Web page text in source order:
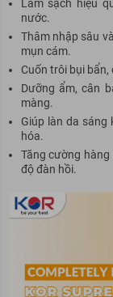
Làm sạch hiệu
nước.
Thâm nhập sâu
mụn cám.
Cuốn trôi bụi
Dưỡng ẩm, cân
màng.
Giúp làn da sáng
hóa.
Tăng cường
độ đàn hồi.